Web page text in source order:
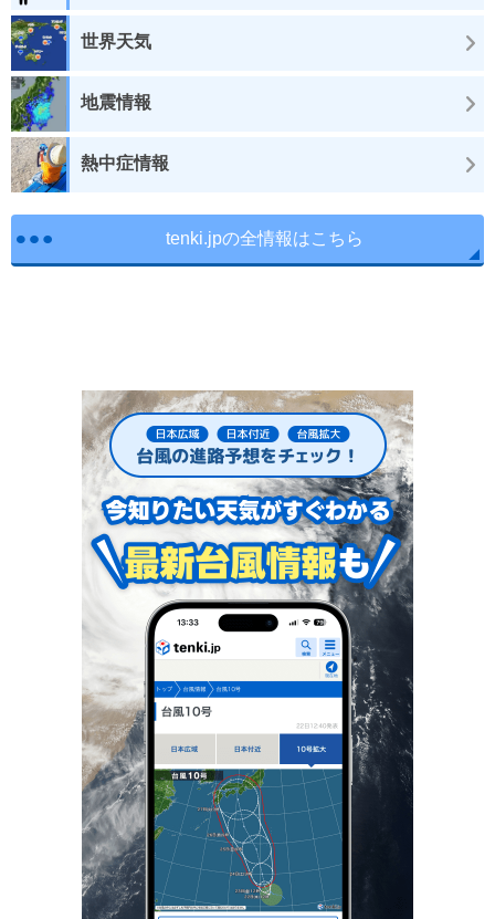
世界天気
地震情報
熱中症情報
tenki.jpの全情報はこちら